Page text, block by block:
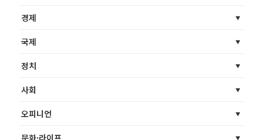
경제
국제
정치
사회
오피니언
문화·라이프